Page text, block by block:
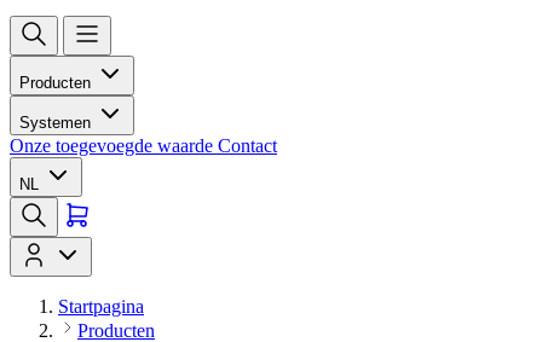
Producten
Systemen
Onze toegevoegde waarde Contact
NL
Startpagina
Producten